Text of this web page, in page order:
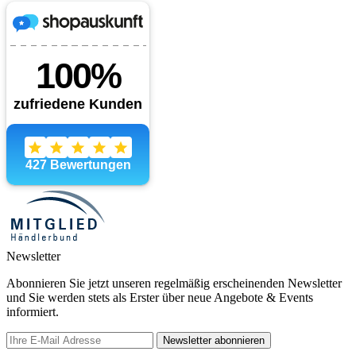
Newsletter
Abonnieren Sie jetzt unseren regelmäßig erscheinenden Newsletter
und Sie werden stets als Erster über neue Angebote & Events
informiert.
Newsletter abonnieren